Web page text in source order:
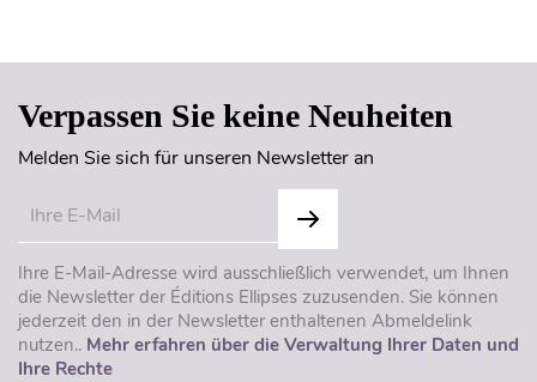
Verpassen Sie keine Neuheiten
Melden Sie sich für unseren Newsletter an
Ihre E-Mail-Adresse wird ausschließlich verwendet, um Ihnen
die Newsletter der Éditions Ellipses zuzusenden. Sie können
jederzeit den in der Newsletter enthaltenen Abmeldelink
nutzen.. Mehr erfahren über die Verwaltung Ihrer Daten und
Ihre Rechte